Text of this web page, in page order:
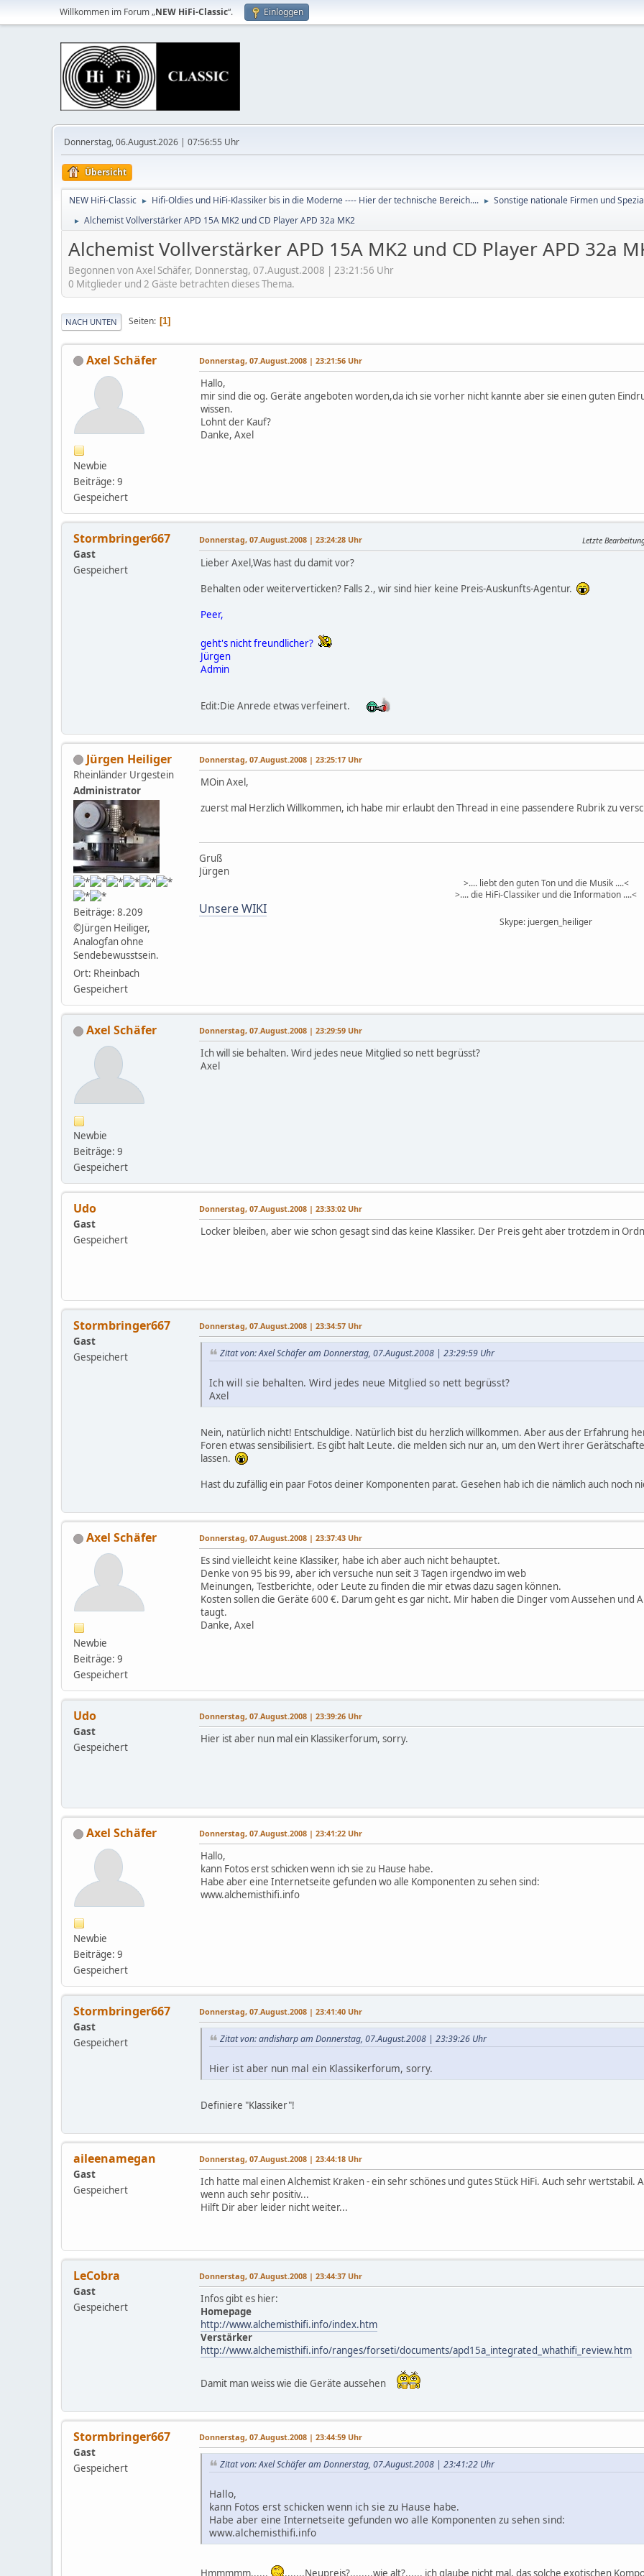
Willkommen im Forum „NEW HiFi-Classic“. Einloggen
Donnerstag, 06.August.2026 | 07:56:55 Uhr
Übersicht
NEW HiFi-Classic ► Hifi-Oldies und HiFi-Klassiker bis in die Moderne ---- Hier der technische Bereich.... ► Sonstige nationale Firmen und
► Alchemist Vollverstärker APD 15A MK2 und CD Player APD 32a MK2
Alchemist Vollverstärker APD 15A MK2 und CD Player APD 32a
Begonnen von Axel Schäfer, Donnerstag, 07.August.2008 | 23:21:56 Uhr
0 Mitglieder und 2 Gäste betrachten dieses Thema.
NACH UNTEN Seiten 1
Axel Schäfer
Newbie
Beiträge: 9
Gespeichert
Donnerstag, 07.August.2008 | 23:21:56 Uhr
Hallo,
mir sind die og. Geräte angeboten worden,da ich sie vorher nicht kannte aber sie einen guten
wissen.
Lohnt der Kauf?
Danke, Axel
Stormbringer667
Gast
Gespeichert
Donnerstag, 07.August.2008 | 23:24:28 Uhr Letzte
Lieber Axel,Was hast du damit vor?
Behalten oder weiterverticken? Falls 2., wir sind hier keine Preis-Auskunfts-Agentur.
Peer,
geht's nicht freundlicher?
Jürgen
Admin
Edit:Die Anrede etwas verfeinert.
Jürgen Heiliger
Rheinländer Urgestein
Administrator
Beiträge: 8.209
©Jürgen Heiliger,
Analogfan ohne
Sendebewusstsein.
Ort: Rheinbach
Gespeichert
Donnerstag, 07.August.2008 | 23:25:17 Uhr
MOin Axel,
zuerst mal Herzlich Willkommen, ich habe mir erlaubt den Thread in eine passendere Rubrik zu
Gruß
Jürgen
>.... liebt den guten Ton und die Musik ....<
>.... die HiFi-Classiker und die Information ....<
Unsere WIKI
Skype: juergen_heiliger
Axel Schäfer
Newbie
Beiträge: 9
Gespeichert
Donnerstag, 07.August.2008 | 23:29:59 Uhr
Ich will sie behalten. Wird jedes neue Mitglied so nett begrüsst?
Axel
Udo
Gast
Gespeichert
Donnerstag, 07.August.2008 | 23:33:02 Uhr
Locker bleiben, aber wie schon gesagt sind das keine Klassiker. Der Preis geht aber trotzdem in
Stormbringer667
Gast
Gespeichert
Donnerstag, 07.August.2008 | 23:34:57 Uhr
Zitat von: Axel Schäfer am Donnerstag, 07.August.2008 | 23:29:59 Uhr
Ich will sie behalten. Wird jedes neue Mitglied so nett begrüsst?
Axel
Nein, natürlich nicht! Entschuldige. Natürlich bist du herzlich willkommen. Aber aus der Erfahrung
Foren etwas sensibilisiert. Es gibt halt Leute. die melden sich nur an, um den Wert ihrer
lassen.
Hast du zufällig ein paar Fotos deiner Komponenten parat. Gesehen hab ich die nämlich auch noch
Axel Schäfer
Newbie
Beiträge: 9
Gespeichert
Donnerstag, 07.August.2008 | 23:37:43 Uhr
Es sind vielleicht keine Klassiker, habe ich aber auch nicht behauptet.
Denke von 95 bis 99, aber ich versuche nun seit 3 Tagen irgendwo im web
Meinungen, Testberichte, oder Leute zu finden die mir etwas dazu sagen können.
Kosten sollen die Geräte 600 €. Darum geht es gar nicht. Mir haben die Dinger vom Aussehen und
taugt.
Danke, Axel
Udo
Gast
Gespeichert
Donnerstag, 07.August.2008 | 23:39:26 Uhr
Hier ist aber nun mal ein Klassikerforum, sorry.
Axel Schäfer
Newbie
Beiträge: 9
Gespeichert
Donnerstag, 07.August.2008 | 23:41:22 Uhr
Hallo,
kann Fotos erst schicken wenn ich sie zu Hause habe.
Habe aber eine Internetseite gefunden wo alle Komponenten zu sehen sind:
www.alchemisthifi.info
Stormbringer667
Gast
Gespeichert
Donnerstag, 07.August.2008 | 23:41:40 Uhr
Zitat von: andisharp am Donnerstag, 07.August.2008 | 23:39:26 Uhr
Hier ist aber nun mal ein Klassikerforum, sorry.
Definiere "Klassiker"!
aileenamegan
Gast
Gespeichert
Donnerstag, 07.August.2008 | 23:44:18 Uhr
Ich hatte mal einen Alchemist Kraken - ein sehr schönes und gutes Stück HiFi. Auch sehr
wenn auch sehr positiv...
Hilft Dir aber leider nicht weiter...
LeCobra
Gast
Gespeichert
Donnerstag, 07.August.2008 | 23:44:37 Uhr
Infos gibt es hier:
Homepage
http://www.alchemisthifi.info/index.htm
Verstärker
http://www.alchemisthifi.info/ranges/forseti/documents/apd15a_integrated_whathifi_review.htm
Damit man weiss wie die Geräte aussehen
Stormbringer667
Gast
Gespeichert
Donnerstag, 07.August.2008 | 23:44:59 Uhr
Zitat von: Axel Schäfer am Donnerstag, 07.August.2008 | 23:41:22 Uhr
Hallo,
kann Fotos erst schicken wenn ich sie zu Hause habe.
Habe aber eine Internetseite gefunden wo alle Komponenten zu sehen sind:
www.alchemisthifi.info
Hmmmmm...... .......Neupreis?........wie alt?...... ich glaube nicht mal, das solche exotischen